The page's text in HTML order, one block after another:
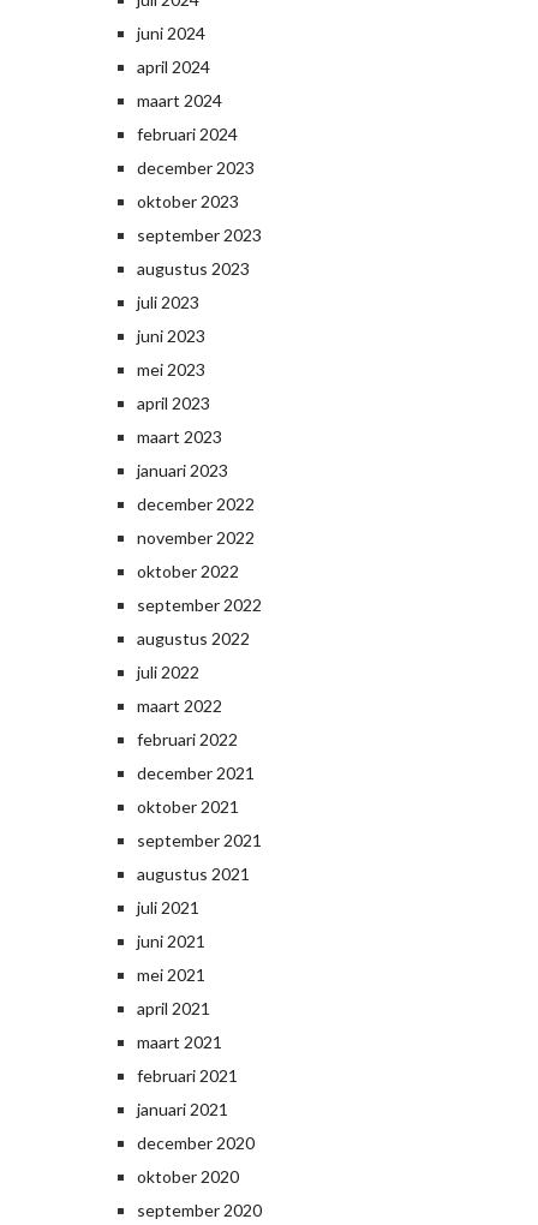
juni 2024
april 2024
maart 2024
februari 2024
december 2023
oktober 2023
september 2023
augustus 2023
juli 2023
juni 2023
mei 2023
april 2023
maart 2023
januari 2023
december 2022
november 2022
oktober 2022
september 2022
augustus 2022
juli 2022
maart 2022
februari 2022
december 2021
oktober 2021
september 2021
augustus 2021
juli 2021
juni 2021
mei 2021
april 2021
maart 2021
februari 2021
januari 2021
december 2020
oktober 2020
september 2020